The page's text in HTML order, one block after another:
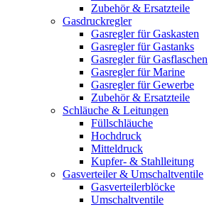
Zubehör & Ersatzteile
Gasdruckregler
Gasregler für Gaskasten
Gasregler für Gastanks
Gasregler für Gasflaschen
Gasregler für Marine
Gasregler für Gewerbe
Zubehör & Ersatzteile
Schläuche & Leitungen
Füllschläuche
Hochdruck
Mitteldruck
Kupfer- & Stahlleitung
Gasverteiler & Umschaltventile
Gasverteilerblöcke
Umschaltventile